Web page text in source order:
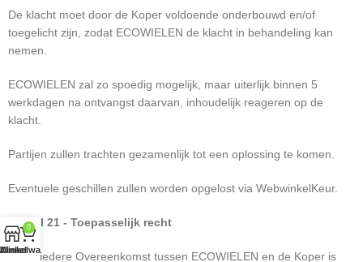
De klacht moet door de Koper voldoende onderbouwd en/of
toegelicht zijn, zodat ECOWIELEN de klacht in behandeling kan
nemen.
ECOWIELEN zal zo spoedig mogelijk, maar uiterlijk binnen 5
werkdagen na ontvangst daarvan, inhoudelijk reageren op de
klacht.
Partijen zullen trachten gezamenlijk tot een oplossing te komen.
Eventuele geschillen zullen worden opgelost via WebwinkelKeur.
Artikel 21 - Toepasselijk recht
1. Op iedere Overeenkomst tussen ECOWIELEN en de Koper is
0
Winkelwagen